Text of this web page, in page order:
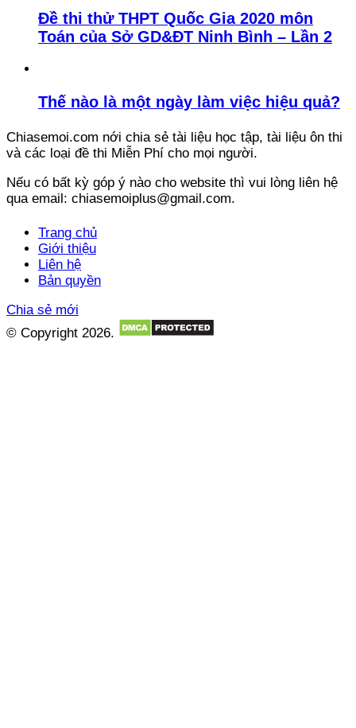
Đề thi thử THPT Quốc Gia 2020 môn
Toán của Sở GD&ĐT Ninh Bình – Lần 2
Thế nào là một ngày làm việc hiệu quả?
Chiasemoi.com nới chia sẻ tài liệu học tập, tài liệu ôn thi
và các loại đề thi Miễn Phí cho mọi người.
Nếu có bất kỳ góp ý nào cho website thì vui lòng liên hệ
qua email: chiasemoiplus@gmail.com.
Trang chủ
Giới thiệu
Liên hệ
Bản quyền
Chia sẻ mới
© Copyright 2026.